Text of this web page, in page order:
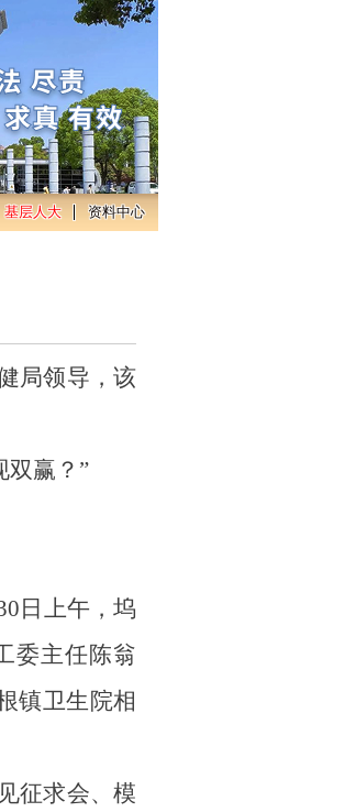
基层人大 资料中心
局领导，该
双赢？”
日上午，坞
委主任陈翁
镇卫生院相
征求会、模